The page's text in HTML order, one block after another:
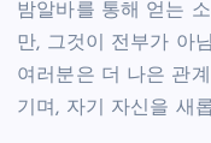
밤알바를 통해 얻는
만, 그것이 전부가 아
여러분은 더 나은 관
기며, 자기 자신을 새